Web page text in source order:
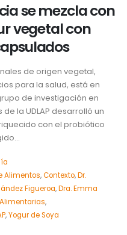
se mezcla con
vegetal con
de origen vegetal,
para la salud, está en
de investigación en
la UDLAP desarrolló un
con el probiótico
Alimentos,Contexto,Dr.
Figueroa,Dra. Emma
,
,Yogur de Soya